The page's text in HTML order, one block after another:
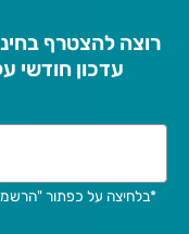
רוצה להצטרף
עדכון חודשי
*בלחיצה על כפתור